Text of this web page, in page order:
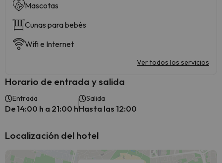
Mascotas
Cunas para bebés
Wifi e Internet
Ver todos los servicios
Horario de entrada y salida
Entrada
De 14:00 h a 21:00 h
Salida
Hasta las 12:00
Localización del hotel